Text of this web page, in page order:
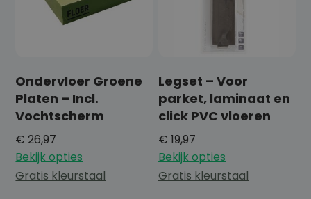
Ondervloer Groene
Platen – Incl.
Vochtscherm
€ 26,97
Bekijk opties
Gratis kleurstaal
Legset – Voor
parket, laminaat en
click PVC vloeren
€ 19,97
Bekijk opties
Gratis kleurstaal